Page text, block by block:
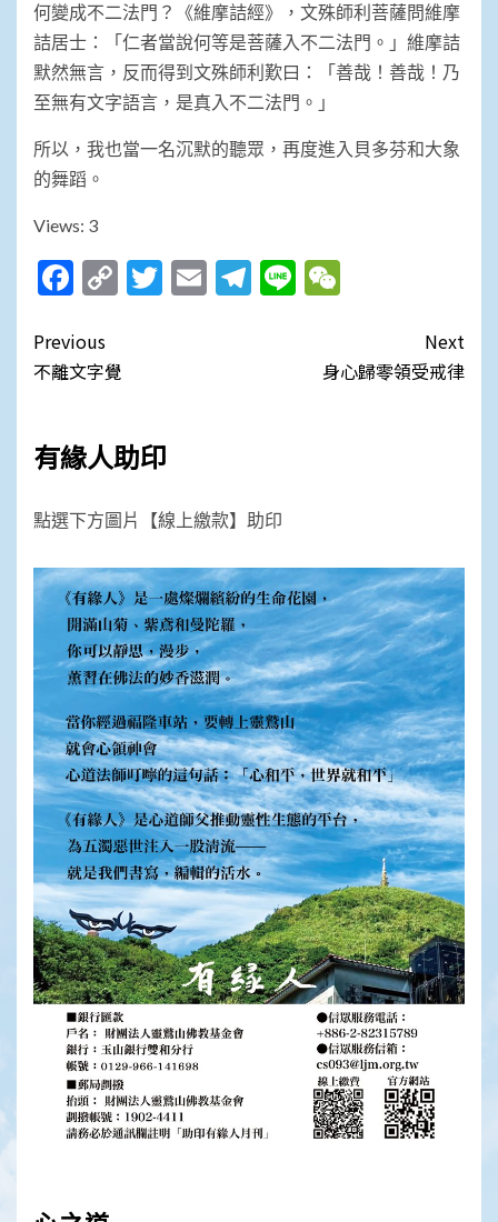
何變成不二法門？《維摩詰經》，文殊師利菩薩問維摩
詰居士：「仁者當說何等是菩薩入不二法門。」維摩詰
默然無言，反而得到文殊師利歎曰：「善哉！善哉！乃
至無有文字語言，是真入不二法門。」
所以，我也當一名沉默的聽眾，再度進入貝多芬和大象
的舞蹈。
Views: 3
Facebook
CopyTwitter
EmailTelegram
Line
Post
navigation
Previous
不離文字覺
Next
身心歸零領受戒律
有緣人助印
點選下方圖片【線上繳款】助印